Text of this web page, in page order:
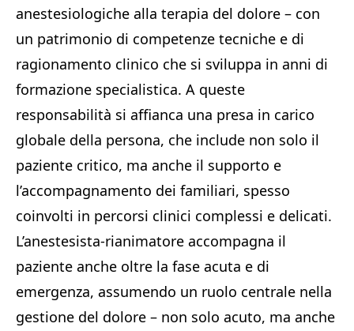
anestesiologiche alla terapia del dolore – con
un patrimonio di competenze tecniche e di
ragionamento clinico che si sviluppa in anni di
formazione specialistica. A queste
responsabilità si affianca una presa in carico
globale della persona, che include non solo il
paziente critico, ma anche il supporto e
l’accompagnamento dei familiari, spesso
coinvolti in percorsi clinici complessi e delicati.
L’anestesista-rianimatore accompagna il
paziente anche oltre la fase acuta e di
emergenza, assumendo un ruolo centrale nella
gestione del dolore – non solo acuto, ma anche